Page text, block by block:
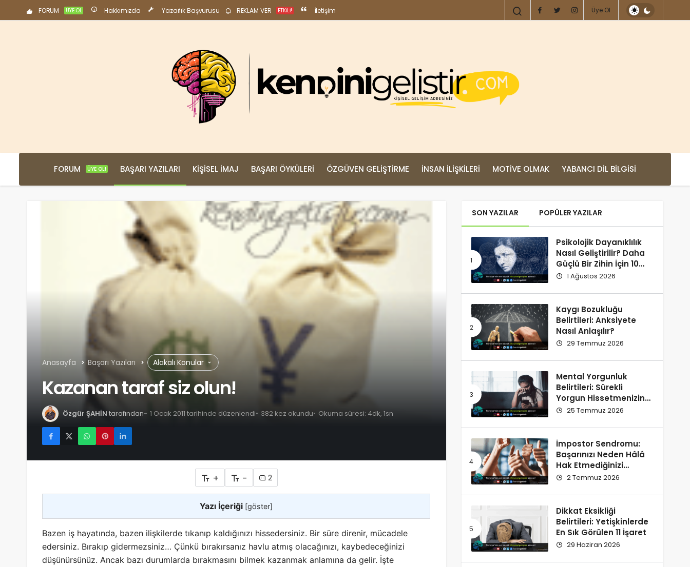
FORUM ÜYE OL Hakkımızda Yazarlık Başvurusu REKLAM VER ETKILI! İletişim Üye Ol
FORUM ÜYE OL! BAŞARI YAZILARI KIŞISEL İMAJ BAŞARI ÖYKÜLERI ÖZGÜVEN GELIŞTIRME İNSAN İLIŞKILERI MOTIVE OLMAK YABANCI DIL BILGISI
Anasayfa Başarı Yazıları Alakalı Konular
Kazanan taraf siz olun!
Özgür ŞAHİN tarafından 1 Ocak 2011 tarihinde düzenlendi 382 kez okundu Okuma süresi: 4dk, 1sn
+ - 2
Yazı İçeriği [göster]
Bazen iş hayatında, bazen ilişkilerde tıkanıp kaldığınızı hissedersiniz. Bir süre direnir, mücadele
edersiniz. Bırakıp gidermezsiniz… Çünkü bırakırsanız havlu atmış olacağınızı, kaybedeceğinizi
düşünürsünüz. Ancak bazı durumlarda bırakmasını bilmek kazanmak anlamına da gelir. İşte
SON YAZILAR POPÜLER YAZILAR
Psikolojik Dayanıklılık
Nasıl Geliştirilir? Daha
Güçlü Bir Zihin İçin 10
Alışkanlık
1 Ağustos 2026
Kaygı Bozukluğu
Belirtileri: Anksiyete
Nasıl Anlaşılır?
29 Temmuz 2026
Mental Yorgunluk
Belirtileri: Sürekli
Yorgun Hissetmenizin
12 Olası Nedeni
25 Temmuz 2026
İmpostor Sendromu:
Başarınızı Neden Hâlâ
Hak Etmediğinizi
Düşünüyorsunuz?
2 Temmuz 2026
Dikkat Eksikliği
Belirtileri: Yetişkinlerde
En Sık Görülen 11 İşaret
29 Haziran 2026